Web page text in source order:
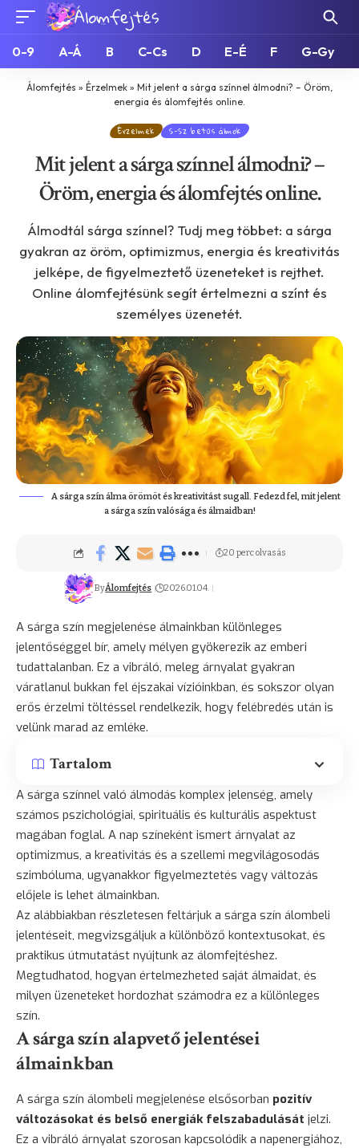
0-9 A-Á B C-Cs D E-É F G-Gy
Álomfejtés » Érzelmek » Mit jelent a sárga színnel álmodni? – Öröm,
energia és álomfejtés online.
Érzelmek S-Sz betűs álmok
Mit jelent a sárga színnel álmodni? –
Öröm, energia és álomfejtés online.
Álmodtál sárga színnel? Tudj meg többet: a sárga
gyakran az öröm, optimizmus, energia és kreativitás
jelképe, de figyelmeztető üzeneteket is rejthet.
Online álomfejtésünk segít értelmezni a színt és
személyes üzenetét.
A sárga szín álma örömöt és kreativitást sugall. Fedezd fel, mit jelent
a sárga szín valósága és álmaidban!
ByÁlomfejtés 2026.01.04.
20 perc olvasás
A sárga szín megjelenése álmainkban különleges
jelentőséggel bír, amely mélyen gyökerezik az emberi
tudattalanban. Ez a vibráló, meleg árnyalat gyakran
váratlanul bukkan fel éjszakai vízióinkban, és sokszor olyan
erős érzelmi töltéssel rendelkezik, hogy felébredés után is
velünk marad az emléke.
Tartalom
A sárga színnel való álmodás komplex jelenség, amely
számos pszichológiai, spirituális és kulturális aspektust
magában foglal. A nap színeként ismert árnyalat az
optimizmus, a kreativitás és a szellemi megvilágosodás
szimbóluma, ugyanakkor figyelmeztetés vagy változás
előjele is lehet álmainkban.
Az alábbiakban részletesen feltárjuk a sárga szín álombeli
jelentéseit, megvizsgáljuk a különböző kontextusokat, és
praktikus útmutatást nyújtunk az álomfejtéshez.
Megtudhatod, hogyan értelmezheted saját álmaidat, és
milyen üzeneteket hordozhat számodra ez a különleges
szín.
A sárga szín alapvető jelentései
álmainkban
A sárga szín álombeli megjelenése elsősorban pozitív
változásokat és belső energiák felszabadulását jelzi.
Ez a vibráló árnyalat szorosan kapcsolódik a napenergiához,